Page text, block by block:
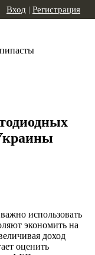
Вход | Регистрация
использовать
экономить на
доход
оценить